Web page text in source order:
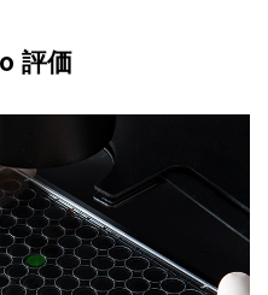
評価